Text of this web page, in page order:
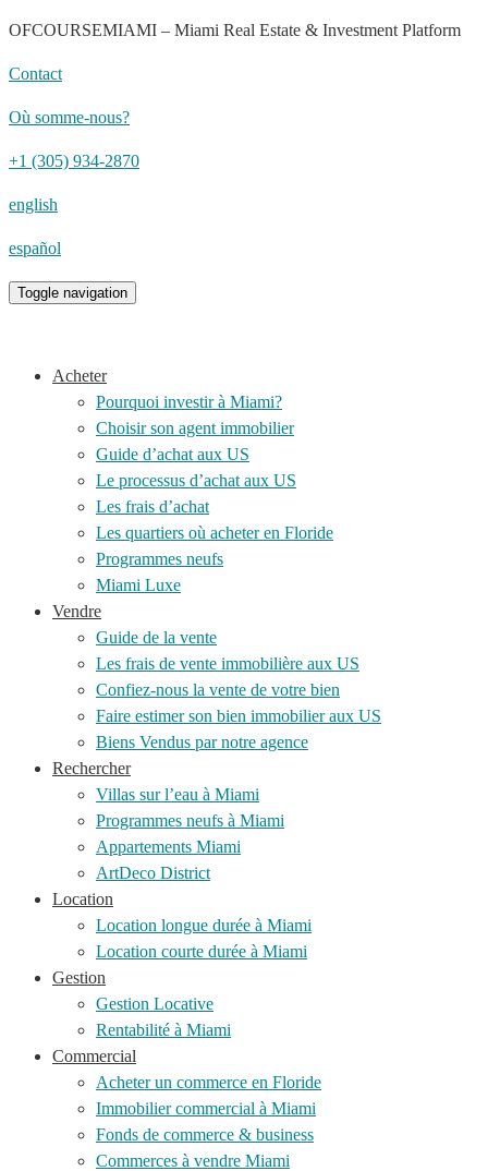
OFCOURSEMIAMI – Miami Real Estate & Investment Platform
Contact
Où somme-nous?
+1 (305) 934-2870
english
español
Toggle navigation
Acheter
Pourquoi investir à Miami?
Choisir son agent immobilier
Guide d’achat aux US
Le processus d’achat aux US
Les frais d’achat
Les quartiers où acheter en Floride
Programmes neufs
Miami Luxe
Vendre
Guide de la vente
Les frais de vente immobilière aux US
Confiez-nous la vente de votre bien
Faire estimer son bien immobilier aux US
Biens Vendus par notre agence
Rechercher
Villas sur l’eau à Miami
Programmes neufs à Miami
Appartements Miami
ArtDeco District
Location
Location longue durée à Miami
Location courte durée à Miami
Gestion
Gestion Locative
Rentabilité à Miami
Commercial
Acheter un commerce en Floride
Immobilier commercial à Miami
Fonds de commerce & business
Commerces à vendre Miami